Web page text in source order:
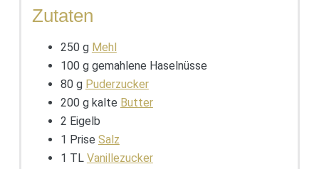
Zutaten
250 g Mehl
100 g gemahlene Haselnüsse
80 g Puderzucker
200 g kalte Butter
2 Eigelb
1 Prise Salz
1 TL Vanillezucker